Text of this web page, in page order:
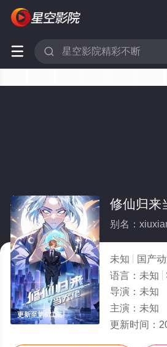
 
更新至第671集
未知 国产
语言： 未知
导演： 未知
主演： 未知
更新时间：